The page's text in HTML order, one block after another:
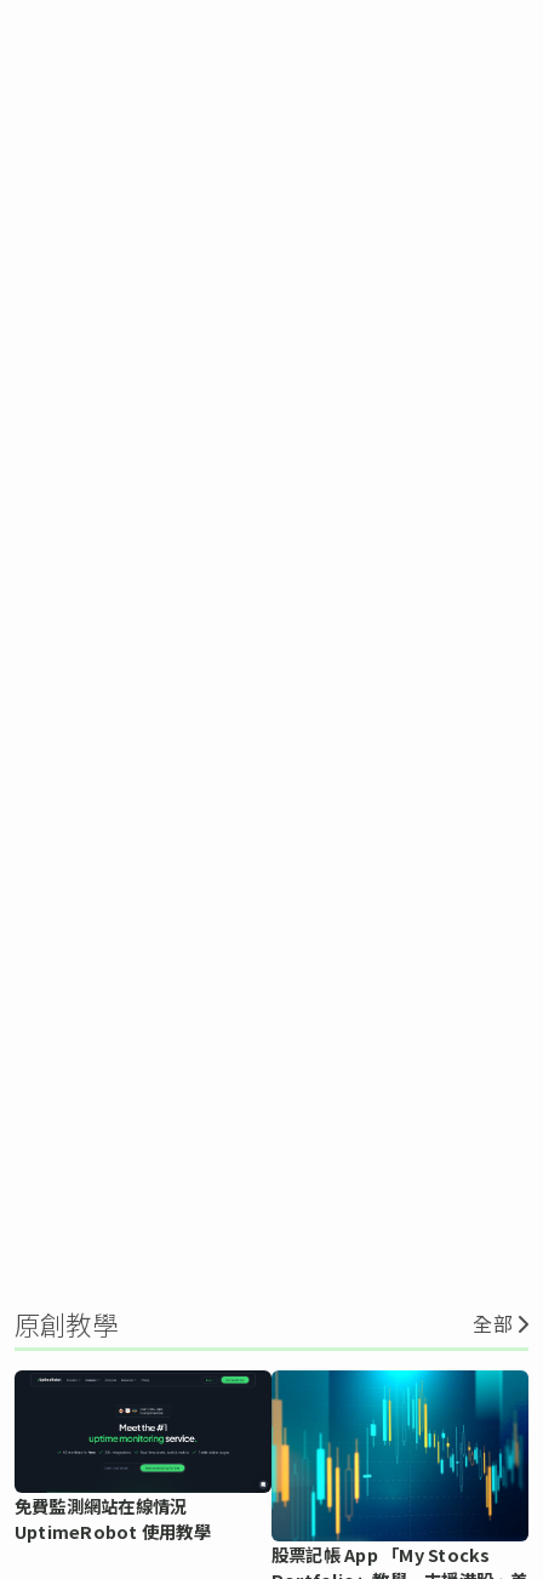
原創教學 全部
免費監測網站在線情況
UptimeRobot 使用教學
股票記帳 App 「My Stocks